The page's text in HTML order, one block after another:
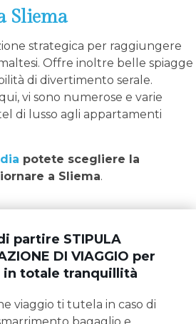
Sliema
strategica per raggiungere
Offre inoltre belle spiagge
di divertimento serale.
vi sono numerose e varie
di lusso agli appartamenti
potete scegliere la
a Sliema.
partire STIPULA
DI VIAGGIO per
totale tranquillità
viaggio ti tutela in caso di